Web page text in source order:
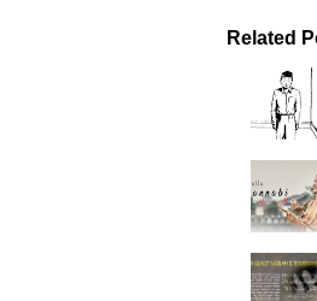
Related